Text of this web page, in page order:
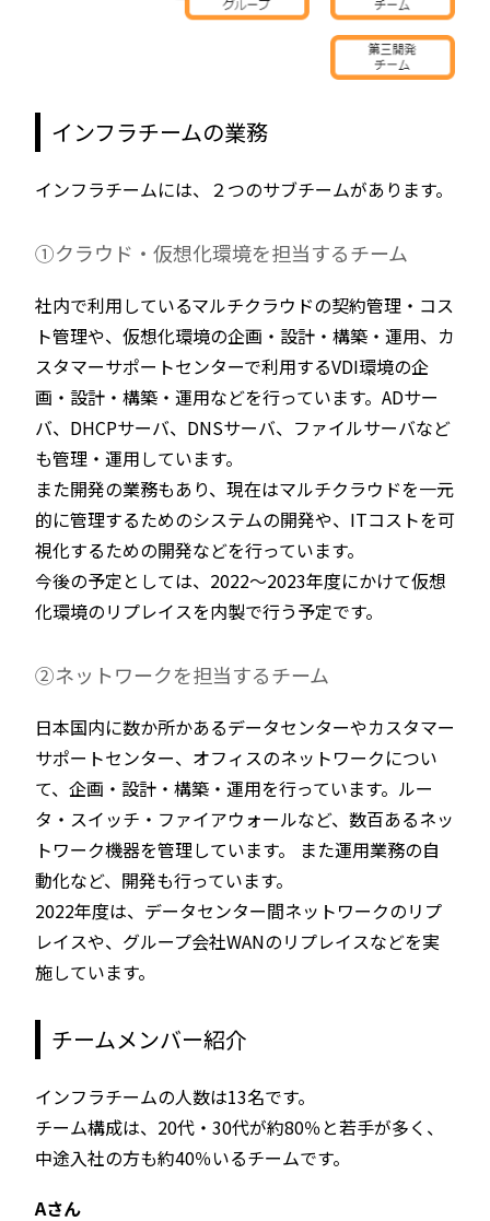
インフラチームの業務
インフラチームには、２つのサブチームがあります。
①クラウド・仮想化環境を担当するチーム
社内で利用しているマルチクラウドの契約管理・コス
ト管理や、仮想化環境の企画・設計・構築・運用、カ
スタマーサポートセンターで利用するVDI環境の企
画・設計・構築・運用などを行っています。ADサー
バ、DHCPサーバ、DNSサーバ、ファイルサーバなど
も管理・運用しています。
また開発の業務もあり、現在はマルチクラウドを一元
的に管理するためのシステムの開発や、ITコストを可
視化するための開発などを行っています。
今後の予定としては、2022～2023年度にかけて仮想
化環境のリプレイスを内製で行う予定です。
②ネットワークを担当するチーム
日本国内に数か所かあるデータセンターやカスタマー
サポートセンター、オフィスのネットワークについ
て、企画・設計・構築・運用を行っています。ルー
タ・スイッチ・ファイアウォールなど、数百あるネッ
トワーク機器を管理しています。 また運用業務の自
動化など、開発も行っています。
2022年度は、データセンター間ネットワークのリプ
レイスや、グループ会社WANのリプレイスなどを実
施しています。
チームメンバー紹介
インフラチームの人数は13名です。
チーム構成は、20代・30代が約80％と若手が多く、
中途入社の方も約40％いるチームです。
Aさん